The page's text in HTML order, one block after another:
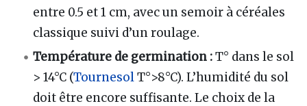
entre 0.5 et 1 cm, avec un semoir à céréales
classique suivi d’un roulage.
Température de germination :T° dans le sol
> 14°C (TournesolT°>8°C). L’humidité du sol
doit être encore suffisante. Le choix de la